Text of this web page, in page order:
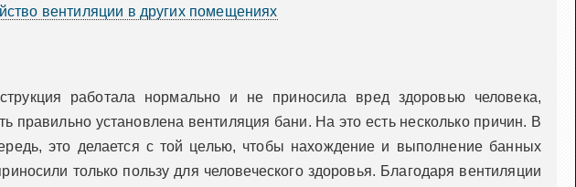
вентиляции в других помещениях
работала нормально и не приносила вред здоровью человека,
правильно установлена вентиляция бани. На это есть несколько причин. В
это делается с той целью, чтобы нахождение и выполнение банных
только пользу для человеческого здоровья. Благодаря вентиляции